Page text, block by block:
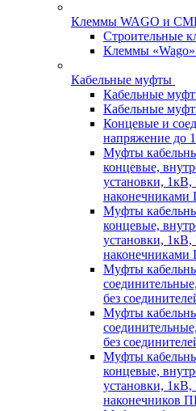
Клеммы WAGO и
Строительные
Клеммы
Кабельные муфты
Кабельные
Кабельные
Концевые и
напряжение до
Муфты
концевые,
установки,
Муфты
концевые,
установки,
Муфты
без
Муфты
без
Муфты
концевые,
установки,
наконечников